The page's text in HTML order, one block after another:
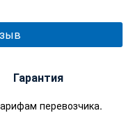
Гарантия
перевозчика.